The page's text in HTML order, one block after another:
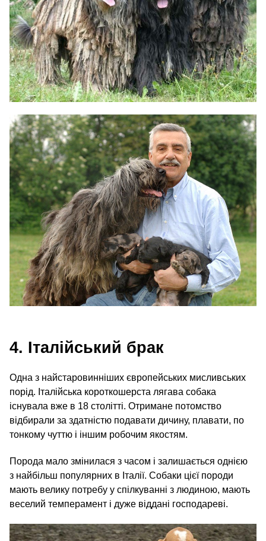
4. Італійський брак
Одна з найстаровинніших європейських мисливських
порід. Італійська короткошерста лягава собака
існувала вже в 18 столітті. Отримане потомство
відбирали за здатністю подавати дичину, плавати, по
тонкому чуттю і іншим робочим якостям.
Порода мало змінилася з часом і залишається однією
з найбільш популярних в Італії. Собаки цієї породи
мають велику потребу у спілкуванні з людиною, мають
веселий темперамент і дуже віддані господареві.